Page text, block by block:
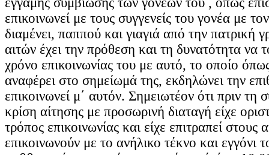
επικοινωνεί με τους συγγενείς του γονέα με
διαμένει, παππού και γιαγιά από την πατρική
αιτών έχει την πρόθεση και τη δυνατότητα να
χρόνο επικοινωνίας του με αυτό, το οποίο
αναφέρει στο σημείωμά της, εκδηλώνει την
επικοινωνεί μ΄ αυτόν. Σημειωτέον ότι πριν τη
κρίση αίτησης με προσωρινή διαταγή είχε
τρόπος επικοινωνίας και είχε επιτραπεί στους
επικοινωνούν με το ανήλικο τέκνο και εγγόνι